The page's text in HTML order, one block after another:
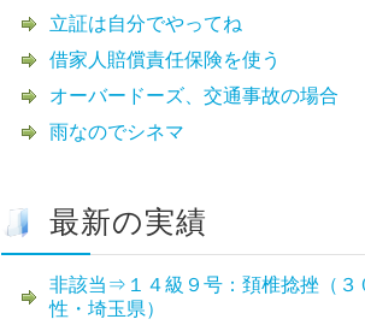
立証は自分でやってね
借家人賠償責任保険を使う
オーバードーズ、交通事故の場合
雨なのでシネマ
最新の実績
非該当⇒１４級９号：頚椎捻挫（３
性・埼玉県）